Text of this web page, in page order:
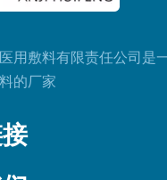
用敷料有限责任公司是
的厂家